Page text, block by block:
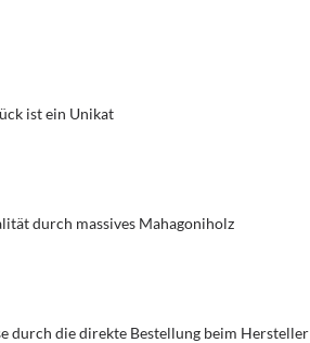
ist ein Unikat
durch massives Mahagoniholz
durch die direkte Bestellung beim Hersteller